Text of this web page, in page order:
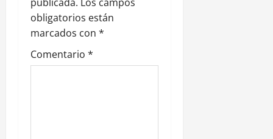
n
d
e
obligatorios están
marcados con *
Comentario *